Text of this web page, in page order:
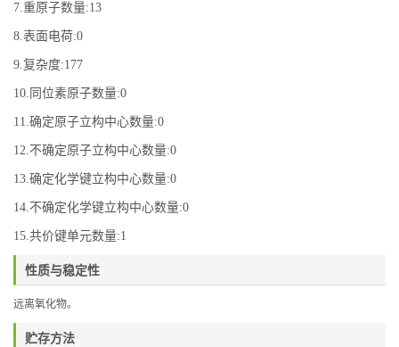
7.重原子数量:13
8.表面电荷:0
9.复杂度:177
10.同位素原子数量:0
11.确定原子立构中心数量:0
12.不确定原子立构中心数量:0
13.确定化学键立构中心数量:0
14.不确定化学键立构中心数量:0
15.共价键单元数量:1
性质与稳定性
远离氧化物。
贮存方法